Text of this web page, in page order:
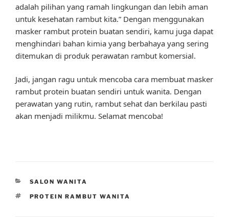
adalah pilihan yang ramah lingkungan dan lebih aman
untuk kesehatan rambut kita.” Dengan menggunakan
masker rambut protein buatan sendiri, kamu juga dapat
menghindari bahan kimia yang berbahaya yang sering
ditemukan di produk perawatan rambut komersial.
Jadi, jangan ragu untuk mencoba cara membuat masker
rambut protein buatan sendiri untuk wanita. Dengan
perawatan yang rutin, rambut sehat dan berkilau pasti
akan menjadi milikmu. Selamat mencoba!
CATEGORIES
SALON WANITA
TAGS
PROTEIN RAMBUT WANITA